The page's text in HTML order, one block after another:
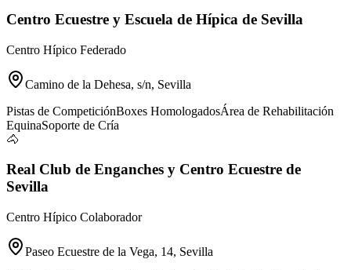
Centro Ecuestre y Escuela de Hípica de Sevilla
Centro Hípico Federado
Camino de la Dehesa, s/n, Sevilla
Pistas de CompeticiónBoxes HomologadosÁrea de Rehabilitación
EquinaSoporte de Cría
🐴
Real Club de Enganches y Centro Ecuestre de
Sevilla
Centro Hípico Colaborador
Paseo Ecuestre de la Vega, 14, Sevilla